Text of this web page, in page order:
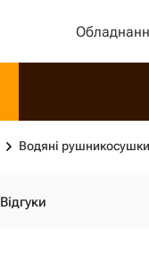
Водяні рушникосушки
Відгуки